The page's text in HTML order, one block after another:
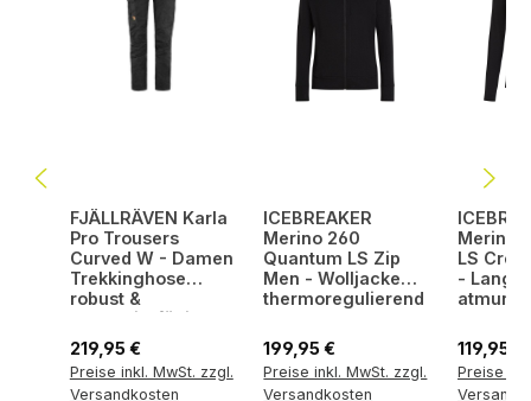
FJÄLLRÄVEN Karla
Pro Trousers
Curved W - Damen
Trekkinghose
robust &
strapazierfähig
Regulärer Preis:
219,95 €
Preise inkl. MwSt. zzgl.
Versandkosten
ICEBREAKER
Merino 260
Quantum LS Zip
Men - Wolljacke
thermoregulierend
geruchsabweisend
Regulärer Preis:
199,95 €
Preise inkl. MwSt. zzgl.
Versandkosten
Merino
LS
-
119,95 €
Preise